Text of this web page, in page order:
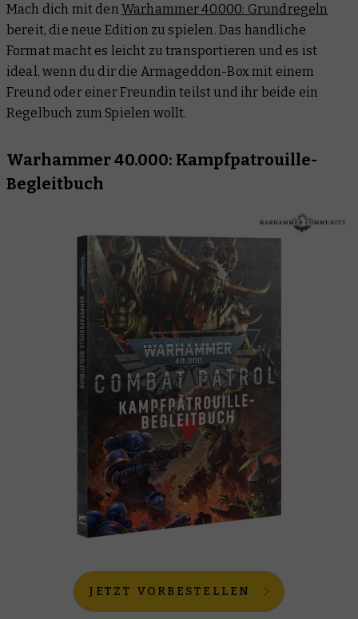
Mach dich mit den Warhammer 40.000: Grundregeln
bereit, die neue Edition zu spielen. Das handliche
Format macht es leicht zu transportieren und es ist
ideal, wenn du dir die Armageddon-Box mit einem
Freund oder einer Freundin teilst und ihr beide ein
Regelbuch zum Spielen wollt.
Warhammer 40.000: Kampfpatrouille-
Begleitbuch
JETZT VORBESTELLEN